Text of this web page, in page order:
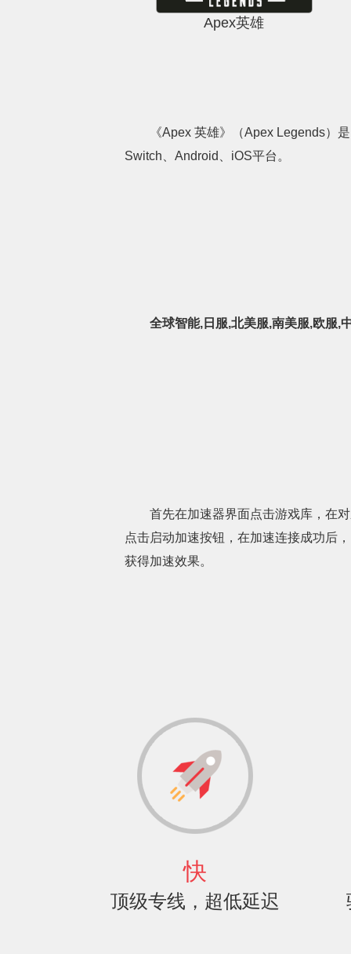
Apex英雄
《Apex 英雄》（Apex Legends）
Switch、Android、iOS平台。
全球智能,日服,北美服,南美服,欧服,
首先在加速器界面点击游戏库，在
点击启动加速按钮，在加速连接成功后
获得加速效果。
快
顶级专线，超低延迟